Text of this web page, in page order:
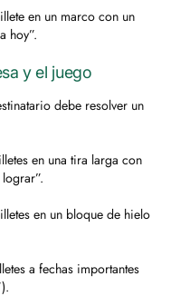
en un marco con un
hoy”.
y el juego
debe resolver un
en una tira larga con
en un bloque de hielo
a fechas importantes